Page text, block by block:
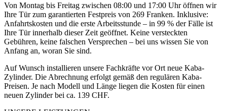
Von Montag bis Freitag zwischen 08:00 und 17:00 Uhr öffnen wir
Ihre Tür zum garantierten Festpreis von 269 Franken. Inklusive:
Anfahrtskosten und die erste Arbeitsstunde – in 99 % der Fälle ist
Ihre Tür innerhalb dieser Zeit geöffnet. Keine versteckten
Gebühren, keine falschen Versprechen – bei uns wissen Sie von
Anfang an, woran Sie sind.
Auf Wunsch installieren unsere Fachkräfte vor Ort neue Kaba-
Zylinder. Die Abrechnung erfolgt gemäß den regulären Kaba-
Preisen. Je nach Modell und Länge liegen die Kosten für einen
neuen Zylinder bei ca. 139 CHF.